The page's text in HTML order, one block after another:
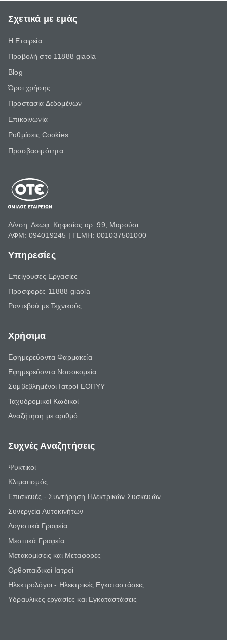
Σχετικά με εμάς
Η Εταιρεία
Προβολή στο 11888 giaola
Blog
Όροι χρήσης
Προστασία Δεδομένων
Επικοινωνία
Ρυθμίσεις Cookies
Προσβασιμότητα
Δ/νση: Λεωφ. Κηφισίας αρ. 99, Μαρούσι
ΑΦΜ: 094019245 | ΓΕΜΗ: 001037501000
Υπηρεσίες
Επείγουσες Εργασίες
Προσφορές 11888 giaola
Ραντεβού με Τεχνικούς
Χρήσιμα
Εφημερεύοντα Φαρμακεία
Εφημερεύοντα Νοσοκομεία
Συμβεβλημένοι Ιατροί ΕΟΠΥΥ
Ταχυδρομικοί Κωδικοί
Αναζήτηση με αριθμό
Συχνές Αναζητήσεις
Ψυκτικοί
Κλιματισμός
Επισκευές - Συντήρηση Ηλεκτρικών Συσκευών
Συνεργεία Αυτοκινήτων
Λογιστικά Γραφεία
Μεσιτικά Γραφεία
Μετακομίσεις και Μεταφορές
Ορθοπαιδικοί Ιατροί
Ηλεκτρολόγοι - Ηλεκτρικές Εγκαταστάσεις
Υδραυλικές εργασίες και Εγκαταστάσεις